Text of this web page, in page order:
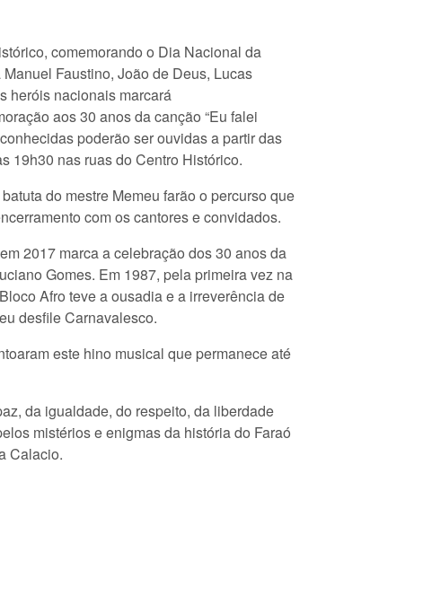
comemorando o Dia Nacional da
Faustino, João de Deus, Lucas
heróis nacionais marcará
aos 30 anos da canção “Eu falei
poderão ser ouvidas a partir das
19h30 nas ruas do Centro Histórico.
do mestre Memeu farão o percurso que
com os cantores e convidados.
2017 marca a celebração dos 30 anos da
Gomes. Em 1987, pela primeira vez na
Afro teve a ousadia e a irreverência de
desfile Carnavalesco.
este hino musical que permanece até
da igualdade, do respeito, da liberdade
mistérios e enigmas da história do Faraó
Calacio.